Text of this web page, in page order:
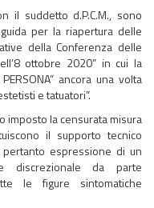
il suddetto d.P.C.M., sono
per la riapertura delle
della Conferenza delle
ottobre 2020” in cui la
ancora una volta
e tatuatori”.
imposto la censurata misura
il supporto tecnico
espressione di un
discrezionale da parte
le figure sintomatiche